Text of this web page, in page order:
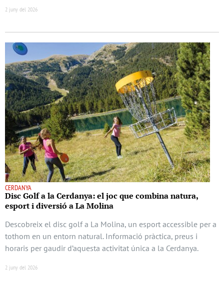
2 juny del 2026
CERDANYA
Disc Golf a la Cerdanya: el joc que combina natura,
esport i diversió a La Molina
Descobreix el disc golf a La Molina, un esport accessible per a
tothom en un entorn natural. Informació pràctica, preus i
horaris per gaudir d’aquesta activitat única a la Cerdanya.
2 juny del 2026